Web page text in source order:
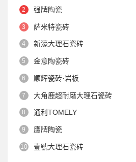
所在区域为广东省-乐昌，请与我联系。
兰**（150********）：
所在区域为湖南省-长沙县，请与我联系。
强牌陶瓷
萨米特瓷砖
新濠大理石瓷砖
金意陶瓷砖
顺辉瓷砖·岩板
大角鹿超耐磨大理石瓷砖
通利TOMELY
鹰牌陶瓷
壹號大理石瓷砖